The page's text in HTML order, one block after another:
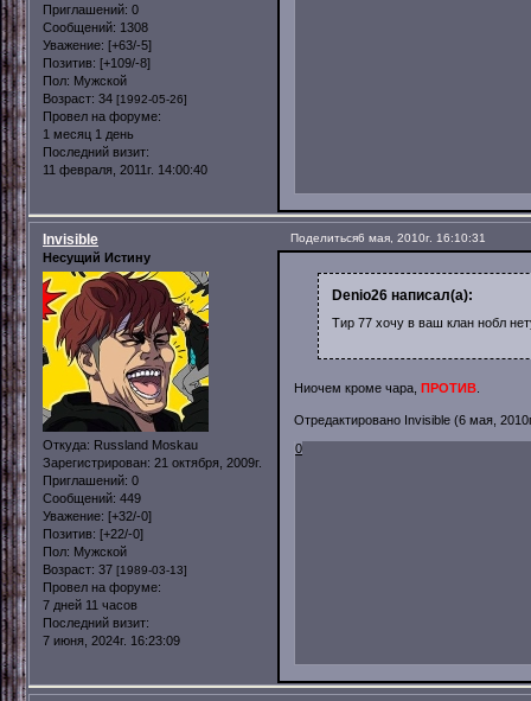
Приглашений: 0
Сообщений: 1308
Уважение: [+63/-5]
Позитив: [+109/-8]
Пол: Мужской
Возраст: 34 [1992-05-26]
Провел на форуме:
1 месяц 1 день
Последний визит:
11 февраля, 2011г. 14:00:40
Поделиться6 мая, 2010г. 16:10:31
Invisible
Несущий Истину
Откуда: Russland Moskau
Зарегистрирован: 21 октября, 2009г.
Приглашений: 0
Сообщений: 449
Уважение: [+32/-0]
Позитив: [+22/-0]
Пол: Мужской
Возраст: 37 [1989-03-13]
Провел на форуме:
7 дней 11 часов
Последний визит:
7 июня, 2024г. 16:23:09
Denio26 написал(а):
Тир 77 хочу в ваш клан нобл
Ниочем кроме чара, ПРОТИВ
Отредактировано Invisible (6 мая,
0